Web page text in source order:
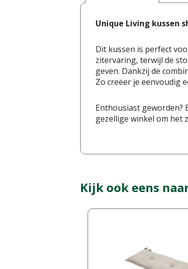
Unique Living kussen
Dit kussen is perfect
zitervaring, terwijl de
geven. Dankzij de
Zo creëer je eenvoudig
Enthousiast geworden?
gezellige winkel om het
Kijk ook eens